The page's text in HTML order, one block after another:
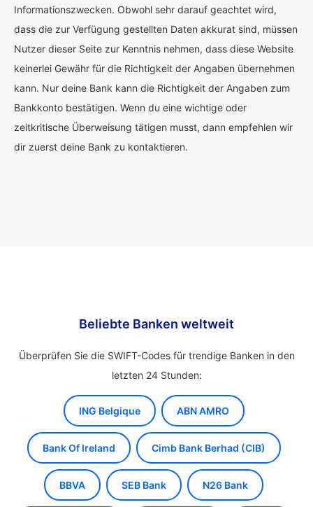
Informationszwecken. Obwohl sehr darauf geachtet wird,
dass die zur Verfügung gestellten Daten akkurat sind, müssen
Nutzer dieser Seite zur Kenntnis nehmen, dass diese Website
keinerlei Gewähr für die Richtigkeit der Angaben übernehmen
kann. Nur deine Bank kann die Richtigkeit der Angaben zum
Bankkonto bestätigen. Wenn du eine wichtige oder
zeitkritische Überweisung tätigen musst, dann empfehlen wir
dir zuerst deine Bank zu kontaktieren.
Beliebte Banken weltweit
Überprüfen Sie die SWIFT-Codes für trendige Banken in den
letzten 24 Stunden:
ING Belgique ABN AMRO
Bank Of Ireland Cimb Bank Berhad (CIB)
BBVA SEB Bank N26 Bank